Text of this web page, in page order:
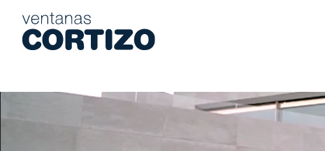
Ventanas Cortizo es una red especializada en ventanas de
Productos
Asesoramiento